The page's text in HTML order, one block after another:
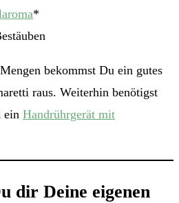
*
bekommst Du ein gutes
raus. Weiterhin benötigst
ein Handrührgerät mit
dir Deine eigenen